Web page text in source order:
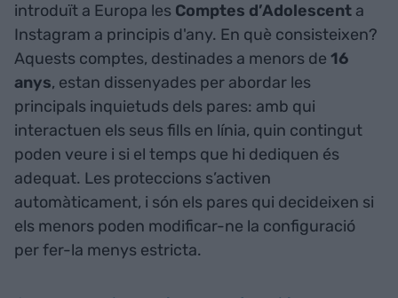
introduït a Europa les Comptes d’Adolescent a
Instagram a principis d'any. En què consisteixen?
Aquests comptes, destinades a menors de 16
anys, estan dissenyades per abordar les
principals inquietuds dels pares: amb qui
interactuen els seus fills en línia, quin contingut
poden veure i si el temps que hi dediquen és
adequat. Les proteccions s’activen
automàticament, i són els pares qui decideixen si
els menors poden modificar-ne la configuració
per fer-la menys estricta.